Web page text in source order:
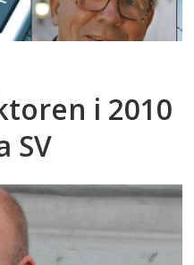
i 2010
SV